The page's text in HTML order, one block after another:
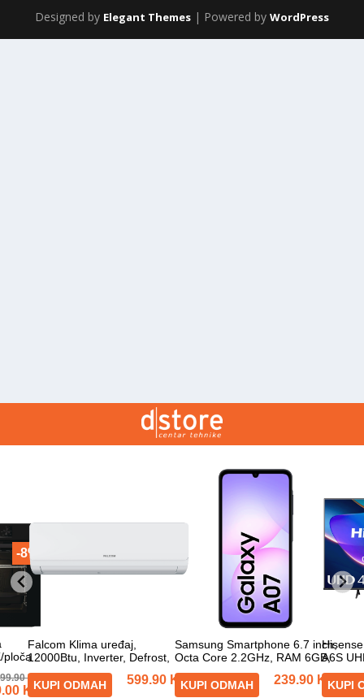
Designed by Elegant Themes | Powered by WordPress